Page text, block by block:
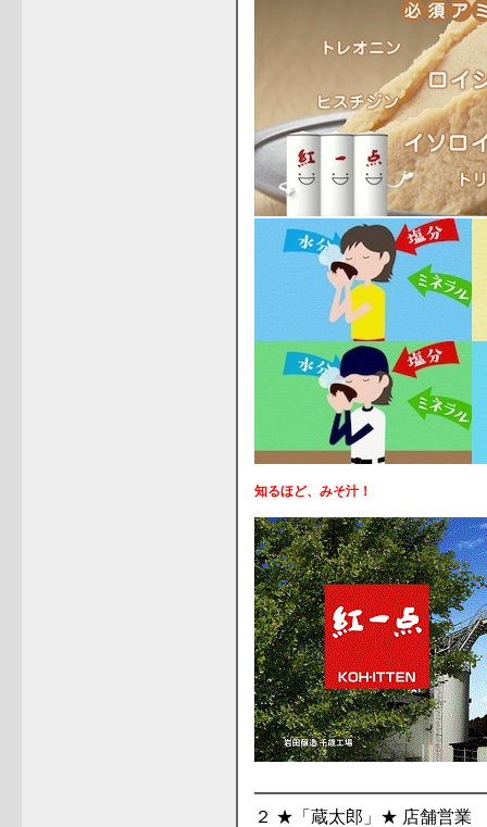
知るほど、みそ汁！
２ ★「蔵太郎」★ 店舗営業